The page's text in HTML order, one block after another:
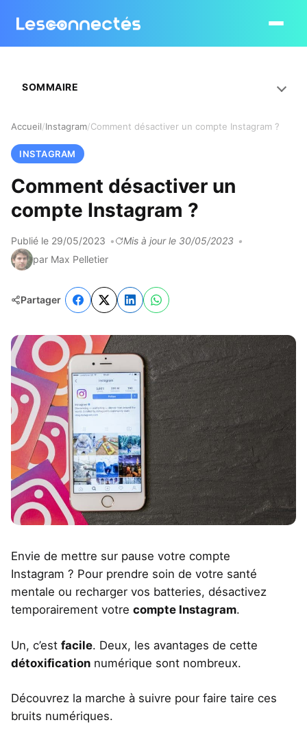
Ouvrir le
Accueil Instagram Comment désactiver un compte Instagram ?
INSTAGRAM
Comment désactiver un
compte Instagram ?
Publié le 29/05/2023
Mis à jour le 30/05/2023
par Max Pelletier
Partager
Envie de mettre sur pause votre compte
Instagram ? Pour prendre soin de votre santé
mentale ou recharger vos batteries, désactivez
temporairement votre compte Instagram.
Un, c’est facile. Deux, les avantages de cette
détoxification numérique sont nombreux.
Découvrez la marche à suivre pour faire taire ces
bruits numériques.
SOMMAIRE